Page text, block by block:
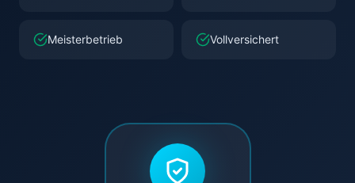
Meisterbetrieb Vollversichert